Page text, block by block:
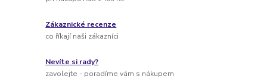
Zákaznické recenze
co říkají naši zákazníci
Nevíte si rady?
zavolejte - poradíme vám s nákupem